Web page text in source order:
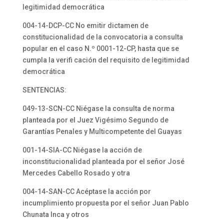
legitimidad democrática
004-14-DCP-CC No emitir dictamen de
constitucionalidad de la convocatoria a consulta
popular en el caso N.º 0001-12-CP, hasta que se
cumpla la verifi cación del requisito de legitimidad
democrática
SENTENCIAS:
049-13-SCN-CC Niégase la consulta de norma
planteada por el Juez Vigésimo Segundo de
Garantías Penales y Multicompetente del Guayas
001-14-SIA-CC Niégase la acción de
inconstitucionalidad planteada por el señor José
Mercedes Cabello Rosado y otra
004-14-SAN-CC Acéptase la acción por
incumplimiento propuesta por el señor Juan Pablo
Chunata Inca y otros